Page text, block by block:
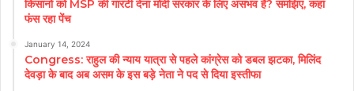
किसानों को MSP की गारंटी देना मोदी सरकार के लिए असभंव है? समझिए, कहां
फंस रहा पेंच
January 14, 2024
Congress: राहुल की न्याय यात्रा से पहले कांग्रेस को डबल झटका, मिलिंद
देवड़ा के बाद अब असम के इस बड़े नेता ने पद से दिया इस्तीफा